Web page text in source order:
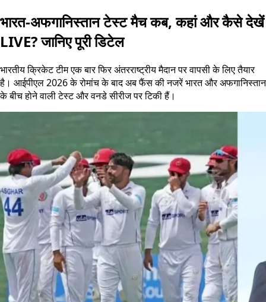
भारत-अफगानिस्तान टेस्ट मैच कब, कहां और कैसे देखें
LIVE? जानिए पूरी डिटेल
भारतीय क्रिकेट टीम एक बार फिर अंतरराष्ट्रीय मैदान पर वापसी के लिए तैयार
है। आईपीएल 2026 के रोमांच के बाद अब फैंस की नजरें भारत और अफगानिस्तान
के बीच होने वाली टेस्ट और वनडे सीरीज पर टिकी हैं।